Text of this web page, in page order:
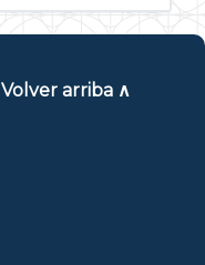
Volver arriba ∧